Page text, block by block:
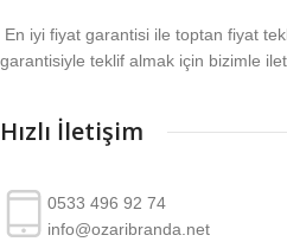
En iyi fiyat garantisi ile toptan fiyat
garantisiyle teklif almak için bizimle
Hızlı İletişim
0533 496 92 74
info@ozaribranda.net